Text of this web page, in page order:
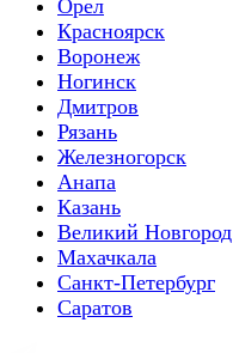
Орел
Красноярск
Воронеж
Ногинск
Дмитров
Рязань
Железногорск
Анапа
Казань
Великий Новгород
Махачкала
Санкт-Петербург
Саратов